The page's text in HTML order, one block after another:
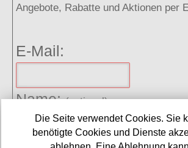
Angebote, Rabatte und Aktionen per
E-Mail:
Name:(optional)
Die Seite verwendet Cookies. Sie
benötigte Cookies und Dienste